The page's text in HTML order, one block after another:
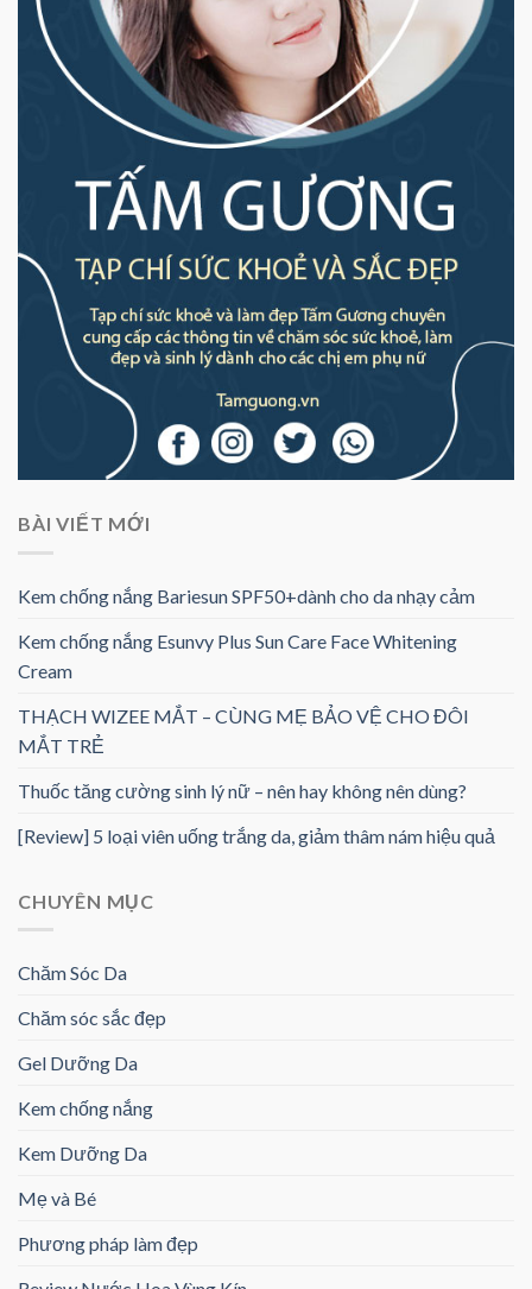
BÀI VIẾT MỚI
Kem chống nắng Bariesun SPF50+dành cho da nhạy cảm
Kem chống nắng Esunvy Plus Sun Care Face Whitening
Cream
THẠCH WIZEE MẮT – CÙNG MẸ BẢO VỆ CHO ĐÔI
MẮT TRẺ
Thuốc tăng cường sinh lý nữ – nên hay không nên dùng?
[Review] 5 loại viên uống trắng da, giảm thâm nám hiệu quả
CHUYÊN MỤC
Chăm Sóc Da
Chăm sóc sắc đẹp
Gel Dưỡng Da
Kem chống nắng
Kem Dưỡng Da
Mẹ và Bé
Phương pháp làm đẹp